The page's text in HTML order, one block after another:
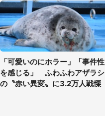
「可愛いのにホラー」「事件性
を感じる」 ふわふわアザラシ
の〝赤い異変〟に3.2万人戦慄